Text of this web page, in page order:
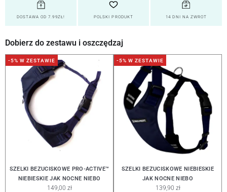
DOSTAWA OD 7.99ZŁ! POLSKI PRODUKT 14 DNI NA ZWROT
Dobierz do zestawu i oszczędzaj
-5% W ZESTAWIE
SZELKI BEZUCISKOWE PRO-ACTIVE™
NIEBIESKIE JAK NOCNE NIEBO
149,00 zł
-5% W ZESTAWIE
SZELKI BEZUCISKOWE NIEBIESKIE
JAK NOCNE NIEBO
139,90 zł